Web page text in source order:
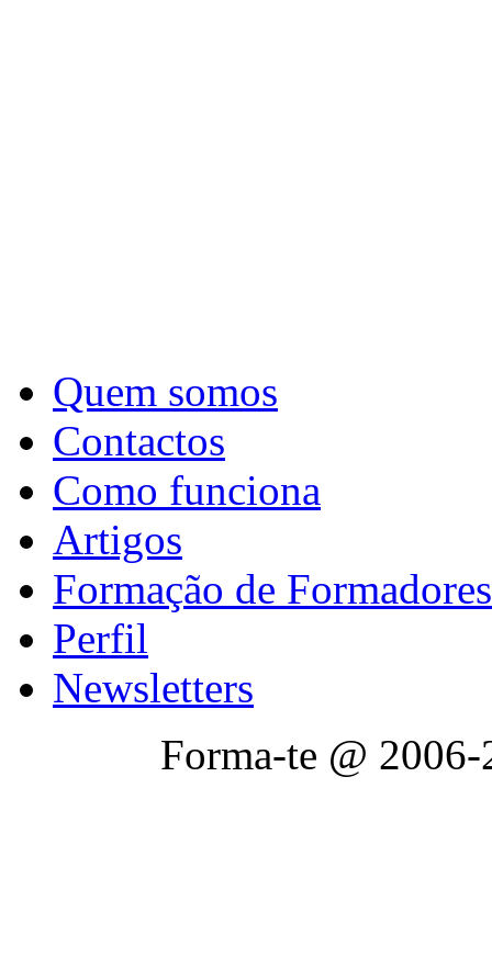
Quem somos
Contactos
Como funciona
Artigos
Formação de Formadores
Perfil
Newsletters
Forma-te @